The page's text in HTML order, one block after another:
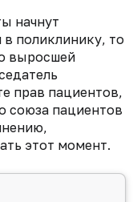
начнут
поликлинику, то
выросшей
прав пациентов,
союза пациентов
этот момент.